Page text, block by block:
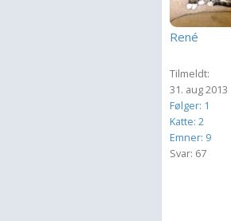
René
Tilmeldt:
31. aug 2013
Følger: 1
Katte: 2
Emner: 9
Svar: 67